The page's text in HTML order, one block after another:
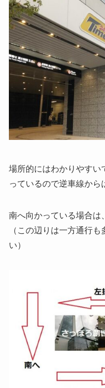
場所的にはわかりやすい
っているので逆車線から
南へ向かっている場合は
（この辺りは一方通行
い）